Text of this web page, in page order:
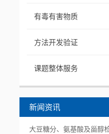
有毒有害物质
方法开发验证
课题整体服务
新闻资讯
大豆糖分、氨基酸及甾醇